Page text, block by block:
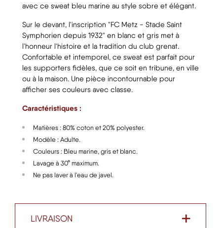
avec ce sweat bleu marine au style sobre et élégant.
Sur le devant, l'inscription "FC Metz - Stade Saint
Symphorien depuis 1932" en blanc et gris met à
l'honneur l'histoire et la tradition du club grenat.
Confortable et intemporel, ce sweat est parfait pour
les supporters fidèles, que ce soit en tribune, en ville
ou à la maison. Une pièce incontournable pour
afficher ses couleurs avec classe.
Caractéristiques :
Matières : 80% coton et 20% polyester.
Modèle : Adulte.
Couleurs : Bleu marine, gris et blanc.
Lavage à 30° maximum.
Ne pas laver à l'eau de javel.
LIVRAISON